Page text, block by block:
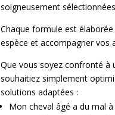
soigneusement
Chaque formule est
espèce et accompagner vos
Que vous soyez confronté à
souhaitiez simplement
solutions adaptées :
Mon cheval âgé a du mal à